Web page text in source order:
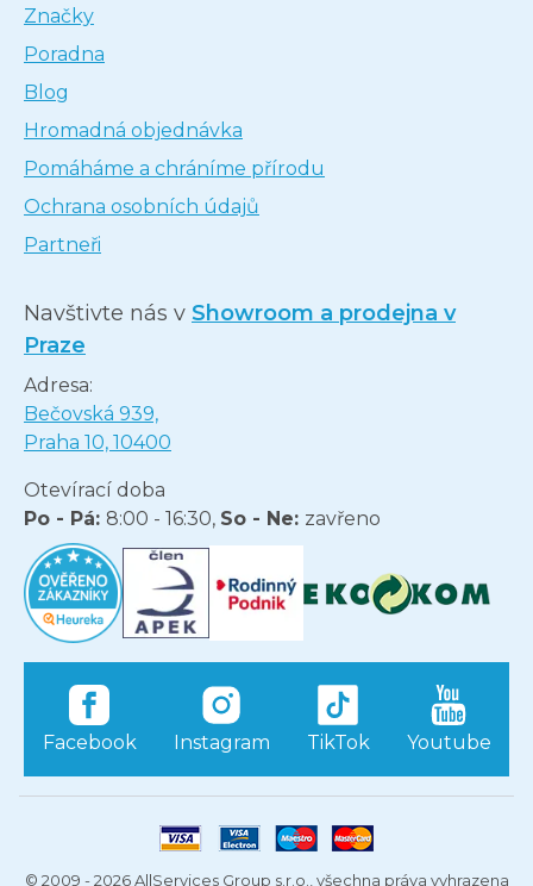
Značky
Poradna
Blog
Hromadná objednávka
Pomáháme a chráníme přírodu
Ochrana osobních údajů
Partneři
Navštivte nás v Showroom a prodejna v
Praze
Adresa:
Bečovská 939,
Praha 10, 10400
Otevírací doba
Po - Pá: 8:00 - 16:30, So - Ne: zavřeno
Facebook Instagram TikTok Youtube
© 2009 - 2026 AllServices Group s.r.o., všechna práva vyhrazena